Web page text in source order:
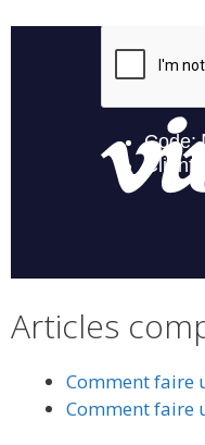
Articles
Comment faire
Comment faire